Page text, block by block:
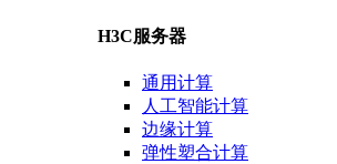
H3C服务器
通用计算
人工智能计算
边缘计算
弹性塑合计算